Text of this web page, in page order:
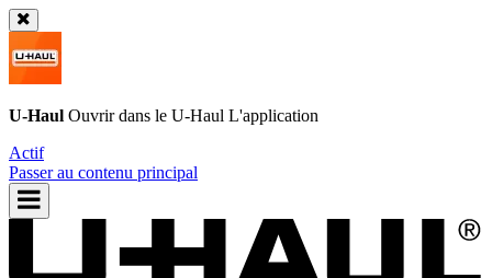
U-Haul Ouvrir dans le U-Haul L'application
Actif
Passer au contenu principal